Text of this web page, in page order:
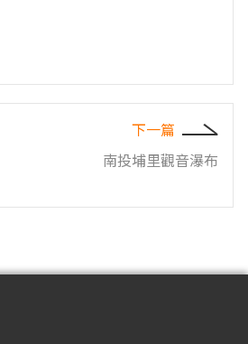
下一篇
南投埔里觀音瀑布